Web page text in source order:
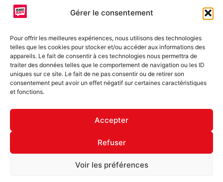
Gérer le consentement
Pour offrir les meilleures expériences, nous utilisons des technologies
telles que les cookies pour stocker et/ou accéder aux informations des
appareils. Le fait de consentir à ces technologies nous permettra de
traiter des données telles que le comportement de navigation ou les ID
uniques sur ce site. Le fait de ne pas consentir ou de retirer son
consentement peut avoir un effet négatif sur certaines caractéristiques
et fonctions.
Accepter
Refuser
Voir les préférences
2015, dans les secteurs d’Obernai-Molsheim-Erstein depuis
2022, et à Colmar, Vignoble et Plaine depuis 2023.
SUIVEZ-NOUS
S'inscrire à la newsletter
© Copyright © 2022 Maxi Flash